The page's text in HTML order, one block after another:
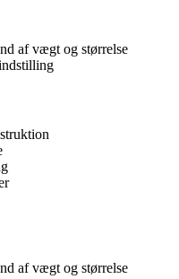
af vægt og størrelse
af vægt og størrelse